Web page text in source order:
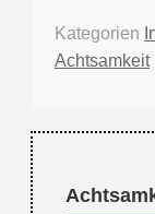
Kategorien
Achtsamkeit